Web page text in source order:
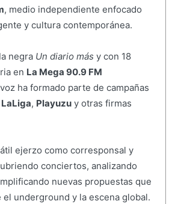
, medio independiente enfocado
y cultura contemporánea.
negra Un diario más y con 18
en La Mega 90.9 FM
ha formado parte de campañas
LaLiga, Playuzuy otras firmas
ejerzo como corresponsal y
conciertos, analizando
nuevas propuestas que
el underground y la escena global.